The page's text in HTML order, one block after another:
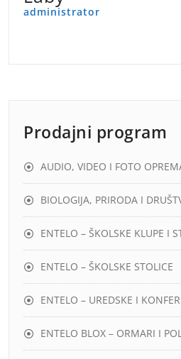
administrator
Prodajni program
AUDIO, VIDEO I FOTO
BIOLOGIJA, PRIRODA I
ENTELO – ŠKOLSKE KLUPE I
ENTELO – ŠKOLSKE STOLICE
ENTELO – UREDSKE I
ENTELO BLOX – ORMARI I